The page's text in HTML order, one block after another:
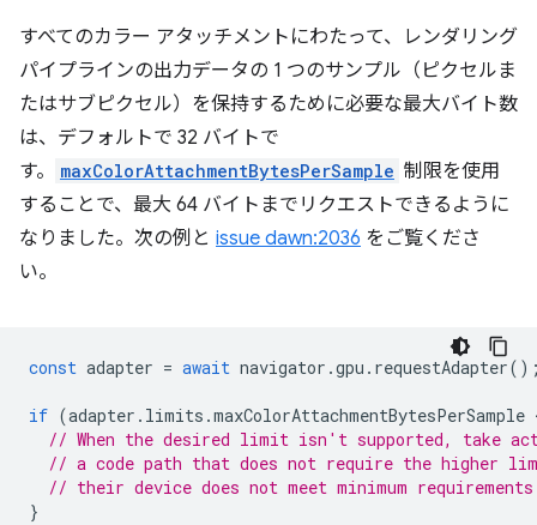
すべてのカラー アタッチメントにわたって、レンダリング
パイプラインの出力データの 1 つのサンプル（ピクセルま
たはサブピクセル）を保持するために必要な最大バイト数
は、デフォルトで 32 バイトで
す。
maxColorAttachmentBytesPerSample 制限を使用
することで、最大 64 バイトまでリクエストできるように
なりました。次の例と issue dawn:2036 をご覧くださ
い。
const adapter = await navigator .gpu . requestAdapter
if (adapter . limits .maxColorAttachmentBytesPerSample
// When the desired limit isn't supported, take
// a code path that does not require the higher
// their device does not meet minimum
}